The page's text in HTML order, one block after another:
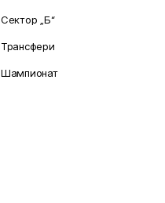
Сектор „Б“
Трансфери
Шампионат